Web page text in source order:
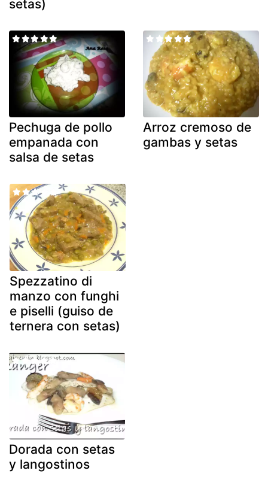
setas)
Pechuga de pollo
empanada con
salsa de setas
Arroz cremoso de
gambas y setas
Spezzatino di
manzo con funghi
e piselli (guiso de
ternera con setas)
Dorada con setas
y langostinos